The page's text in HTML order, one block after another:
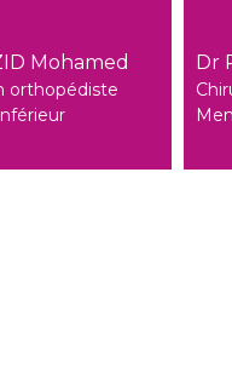
Mohamed
orthopédiste
Dr